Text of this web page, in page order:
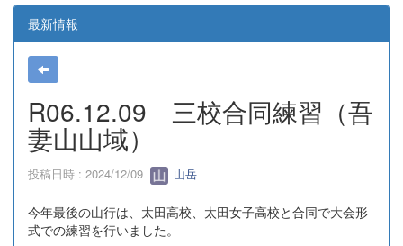
最新情報
R06.12.09 三校合同練習（吾
妻山山域）
投稿日時 : 2024/12/09 山岳
今年最後の山行は、太田高校、太田女子高校と合同で大会形
式での練習を行いました。